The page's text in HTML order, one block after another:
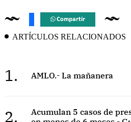
Compartir
ARTÍCULOS RELACIONADOS
1. AMLO.- La mañanera
2.
Acumulan 5 casos de